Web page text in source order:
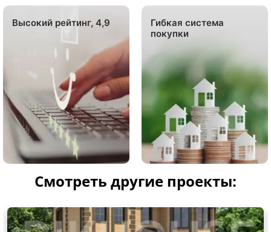
Высокий рейтинг, 4,9
Гибкая система
покупки
Смотреть другие проекты: